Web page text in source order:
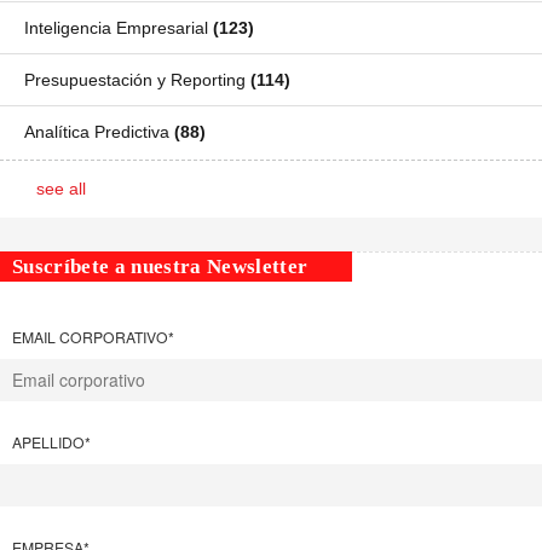
Inteligencia Empresarial (123)
Presupuestación y Reporting (114)
Analítica Predictiva (88)
see all
Suscríbete a nuestra Newsletter
EMAIL CORPORATIVO*
APELLIDO*